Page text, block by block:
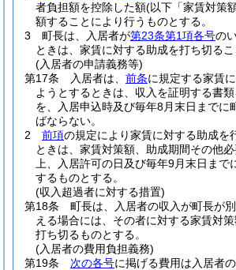
者負担額を控除した額(以下「家賃対策
額することにより行うものとする。
3
町長は、入居者が第23条第1項各号の
ときは、家賃に対する助成を打ち切るこ
(入居者の申請義務等)
第17条
入居者は、 前条に規定する家賃
ようとするときは、収入を証明する書
を、入居申込時及び毎年8月末日までに
ばならない。
2
前項の規定により家賃に対する助成を
ときは、家賃対策額、助成期間その他
上、入居許可の日及び毎年9月末日まで
するものとする。
(収入超過者に対する措置)
第18条
町長は、入居者の収入が町長が
える場合には、その者に対する家賃対
打ち切るものとする。
(入居者の費用負担義務)
第19条
次の各号に掲げる費用は入居者の